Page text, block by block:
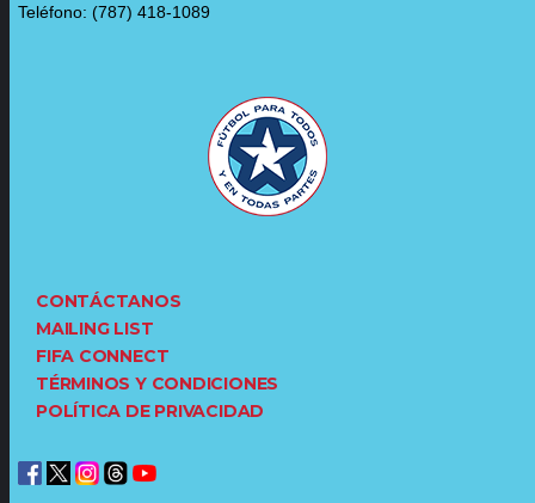
Teléfono: (787) 418-1089
CONTÁCTANOS
MAILING LIST
FIFA CONNECT
TÉRMINOS Y CONDICIONES
POLÍTICA DE PRIVACIDAD